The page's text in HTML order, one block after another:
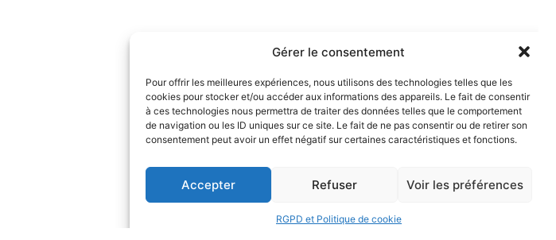
Gérer le consentement
Pour offrir les meilleures expériences, nous utilisons des technologies telles que les
cookies pour stocker et/ou accéder aux informations des appareils. Le fait de consentir
à ces technologies nous permettra de traiter des données telles que le comportement
de navigation ou les ID uniques sur ce site. Le fait de ne pas consentir ou de retirer son
consentement peut avoir un effet négatif sur certaines caractéristiques et fonctions.
Accepter Refuser Voir les préférences
RGPD et Politique de cookie